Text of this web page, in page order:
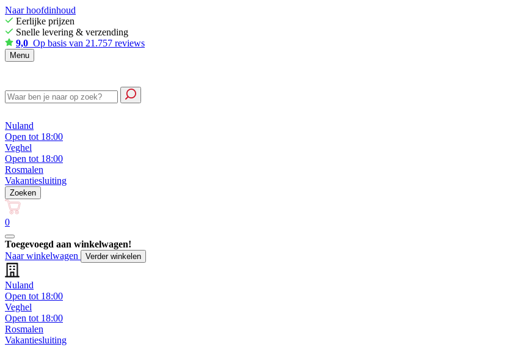
Naar hoofdinhoud
Eerlijke prijzen
Snelle levering & verzending
9,0 Op basis van 21.757 reviews
Menu
Nuland
Open tot 18:00
Veghel
Open tot 18:00
Rosmalen
Vakantiesluiting
Zoeken
0
Toegevoegd aan winkelwagen!
Naar winkelwagen
Verder winkelen
Nuland
Open tot 18:00
Veghel
Open tot 18:00
Rosmalen
Vakantiesluiting